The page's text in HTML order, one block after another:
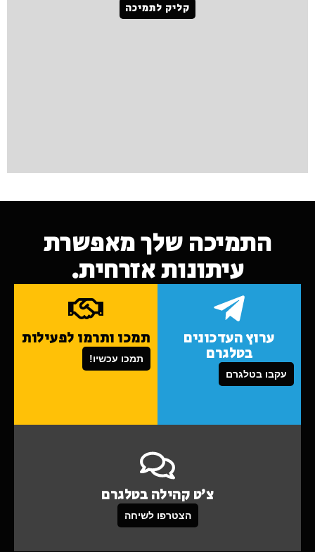
קליק לתמיכה
התמיכה שלך מאפשרת
עיתונות אזרחית.
ערוץ העדכונים
בטלגרם
עקבו בטלגרם
תמכו ותרמו לפעילות
תמכו עכשיו!
צ'ט קהילה בטלגרם
הצטרפו לשיחה